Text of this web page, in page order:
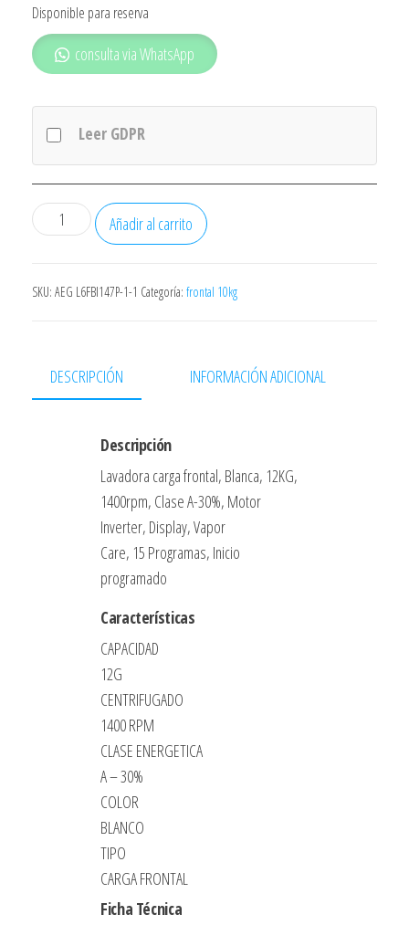
Disponible para reserva
consulta via WhatsApp
Leer GDPR
LAVADORA
INFINITON
BLANCA
CLASE
A
PROGRAMAS
Añadir al carrito
SKU: AEG L6FBI147P-1-1 Categoría: frontal 10kg
DESCRIPCIÓN INFORMACIÓN ADICIONAL
Descripción
Lavadora carga frontal, Blanca, 12KG,
1400rpm, Clase A-30%, Motor
Inverter, Display, Vapor
Care, 15 Programas, Inicio
programado
Características
CAPACIDAD
12G
CENTRIFUGADO
1400 RPM
CLASE ENERGETICA
A – 30%
COLOR
BLANCO
TIPO
CARGA FRONTAL
Ficha Técnica